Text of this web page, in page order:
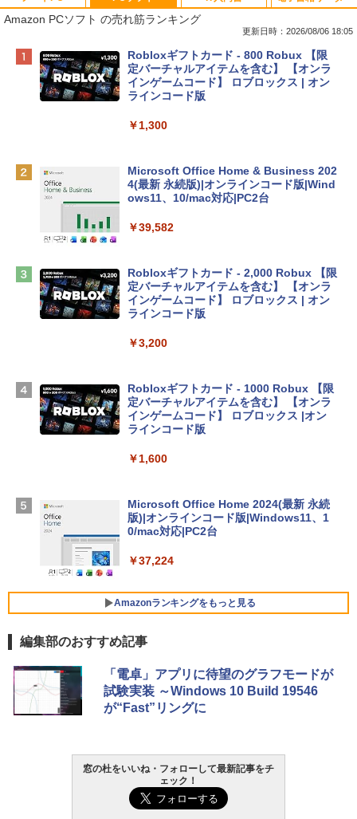
Apple 2026 MacBook Neo A18 Proチッ
プ搭載13インチノートブック：AIとAppl
e Intelligenceのために設計、Liquid Ret
inaディスプレイ、8GBユニファイドメモ
eTime HDカメラ、Touch ID - インディ
￥137,800
ンケース Dell NEC Lavie ASUS HP dyna
￥2,952
Apple 2026 MacBook Air M5チップ搭載
igence、13.6インチLiquid Retinaディ
ームカメラ、日本語キーボード、Touch I
D - ミッドナイト
￥314,800
SSD インテル Core 5
￥129,800
Core i5/16GB/SSD 512GB/ホワイト) FM
VWK3E15W_AZ
￥119,800
Amazon PCソフト の売れ筋ランキング
更新日時：2026/08/06 18:05
Robloxギフトカード - 800 Robux 【限
定バーチャルアイテムを含む】 【オンラ
インゲームコード】 ロブロックス | オン
ラインコード版
￥1,300
Microsoft Office Home & Business 202
4(最新 永続版)|オンラインコード版|Wind
ows11、10/mac対応|PC2台
￥39,582
Robloxギフトカード - 2,000 Robux 【限
定バーチャルアイテムを含む】 【オンラ
インゲームコード】 ロブロックス | オン
ラインコード版
￥3,200
Robloxギフトカード - 1000 Robux 【限
定バーチャルアイテムを含む】 【オンラ
インゲームコード】 ロブロックス |オン
ラインコード版
￥1,600
Microsoft Office Home 2024(最新 永続
版)|オンラインコード版|Windows11、1
0/mac対応|PC2台
￥37,224
Amazonランキングをもっと見る
生成AIパスポート公式テキスト 第４版
￥1,766
AIイラスト表現辞典: 思い通りの絵を引き
出す プロンプトの言葉 AI画像生成シリー
ズ (はぴーイラストLabo)
Amazon Kindle Paperwhite (16GB) 7イ
ンチディスプレイ、色調調節ライト、12
週間持続バッテリー、広告なし、ブラッ
ク
Amazon Kindle - 目に優しい、かさばら
ない、大きな画面で読みやすい、6週間持
続バッテリー、6インチディスプレイ電子
編集部のおすすめ記事
「電卓」アプリに待望のグラフモードが
試験実装 ～Windows 10 Build 19546
が“Fast”リングに
窓の杜をいいね・フォローして最新記事をチ
ェック！